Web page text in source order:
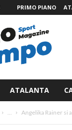
PRIMO PIANO
ATALANTA
... Angelika Rainer si